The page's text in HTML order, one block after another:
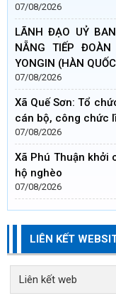
07/08/2026
LÃNH ĐẠO UỶ
NẴNG TIẾP
YONGIN (HÀN
07/08/2026
Xã Quế Sơn: Tổ
cán bộ, công chức
07/08/2026
Xã Phú Thuận khởi
hộ nghèo
07/08/2026
LIÊN KẾT